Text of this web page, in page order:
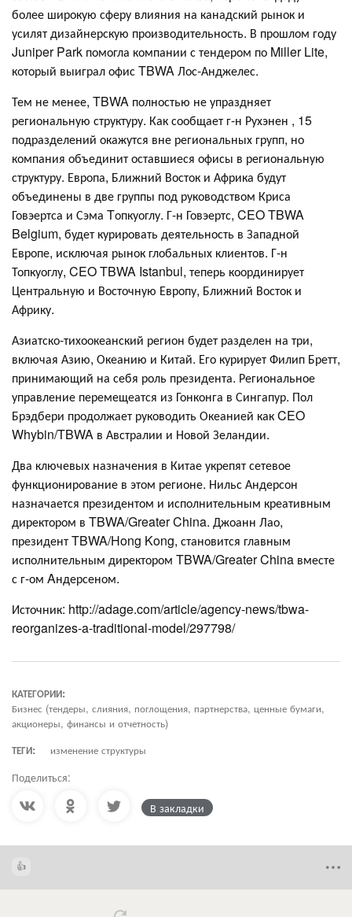
более широкую сферу влияния на канадский рынок и
усилят дизайнерскую производительность. В прошлом году
Juniper Park помогла компании с тендером по Miller Lite,
который выиграл офис TBWA Лос-Анджелес.
Тем не менее, TBWA полностью не упраздняет
региональную структуру. Как сообщает г-н Рухэнен , 15
подразделений окажутся вне региональных групп, но
компания объединит оставшиеся офисы в региональную
структуру. Европа, Ближний Восток и Африка будут
объединены в две группы под руководством Криса
Говэертса и Сэма Tопкуоглу. Г-н Говэертс, CEO TBWA
Belgium, будет курировать деятельность в Западной
Европе, исключая рынок глобальных клиентов. Г-н
Топкуоглу, CEO TBWA Istanbul, теперь координирует
Центральную и Восточную Европу, Ближний Восток и
Африку.
Азиатско-тихоокеанский регион будет разделен на три,
включая Азию, Океанию и Китай. Его курирует Филип Бретт,
принимающий на себя роль президента. Региональное
управление перемещеатся из Гонконга в Сингапур. Пол
Брэдбери продолжает руководить Океанией как CEO
Whybin/TBWA в Австралии и Новой Зеландии.
Два ключевых назначения в Китае укрепят сетевое
функционирование в этом регионе. Нильс Андерсон
назначается президентом и исполнительным креативным
директором в TBWA/Greater China. Джоанн Лао,
президент TBWA/Hong Kong, становится главным
исполнительным директором TBWA/Greater China вместе
с г-ом Aндерсеном.
Источник: http://adage.com/article/agency-news/tbwa-
reorganizes-a-traditional-model/297798/
КАТЕГОРИИ:
Бизнес (тендеры, слияния, поглощения, партнерства, ценные бумаги,
акционеры, финансы и отчетность)
ТЕГИ:
изменение структуры
Поделиться:
В закладки